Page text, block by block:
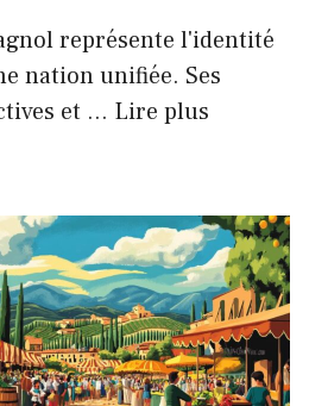
représente l'identité
nation unifiée. Ses
et … Lire plus